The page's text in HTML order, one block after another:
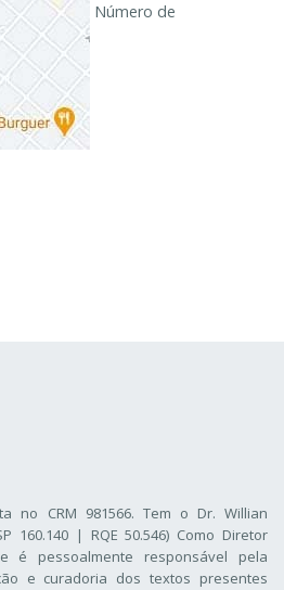
Número de
no CRM 981566. Tem o Dr. Willian
160.140 | RQE 50.546) Como Diretor
é pessoalmente responsável pela
e curadoria dos textos presentes